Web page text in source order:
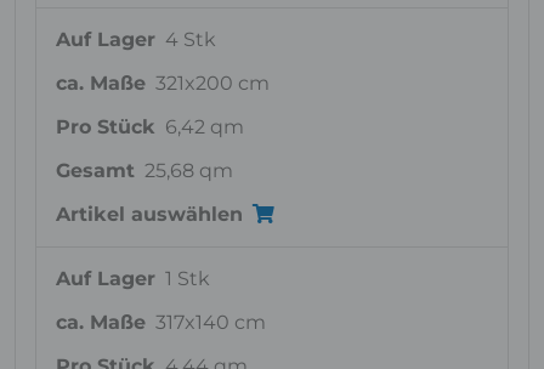
Auf Lager 4 Stk
ca. Maße 321x200 cm
Pro Stück 6,42 qm
Gesamt 25,68 qm
Artikel auswählen
Auf Lager 1 Stk
ca. Maße 317x140 cm